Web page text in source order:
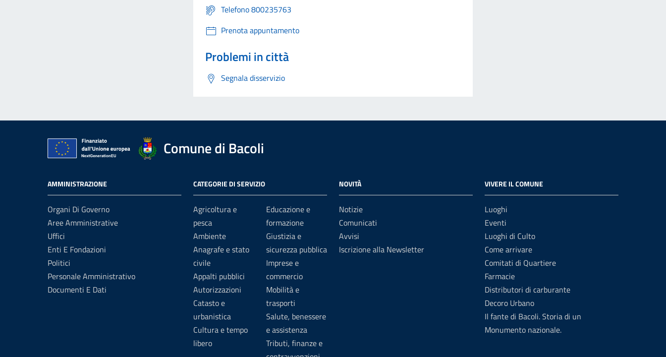
Telefono 800235763
Prenota appuntamento
Problemi in città
Segnala disservizio
Comune di Bacoli
AMMINISTRAZIONE
Organi Di Governo
Aree Amministrative
Uffici
Enti E Fondazioni
Politici
Personale Amministrativo
Documenti E Dati
CATEGORIE DI SERVIZIO
Agricoltura e
pesca
Ambiente
Anagrafe e stato
civile
Appalti pubblici
Autorizzazioni
Catasto e
urbanistica
Cultura e tempo
libero
Educazione e
formazione
Giustizia e
sicurezza pubblica
Imprese e
commercio
Mobilità e
trasporti
Salute, benessere
e assistenza
Tributi, finanze e
NOVITÀ
Notizie
Comunicati
Avvisi
Iscrizione alla Newsletter
VIVERE IL COMUNE
Luoghi
Eventi
Luoghi di Culto
Come arrivare
Comitati di Quartiere
Farmacie
Distributori di carburante
Decoro Urbano
Il fante di Bacoli. Storia di un
Monumento nazionale.